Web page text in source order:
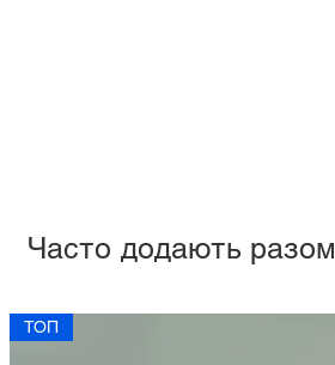
Часто додають разом
ТОП